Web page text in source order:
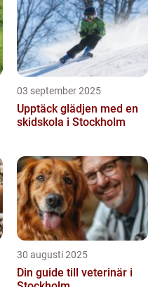
03 september 2025
Upptäck glädjen med en
skidskola i Stockholm
30 augusti 2025
Din guide till veterinär i